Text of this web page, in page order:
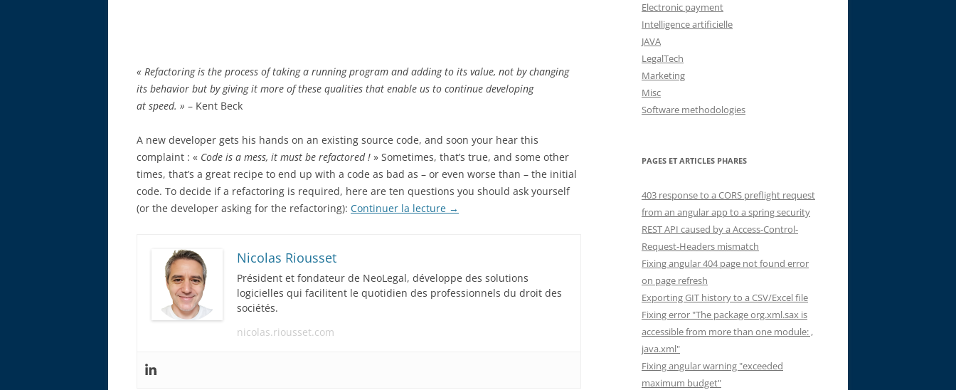
« Refactoring is the process of taking a running program and adding to its value, not by changing
its behavior but by giving it more of these qualities that enable us to continue developing
at speed. » – Kent Beck
A new developer gets his hands on an existing source code, and soon your hear this
complaint : « Code is a mess, it must be refactored ! » Sometimes, that’s true, and some other
times, that’s a great recipe to end up with a code as bad as – or even worse than – the initial
code. To decide if a refactoring is required, here are ten questions you should ask yourself
(or the developer asking for the refactoring): Continuer la lecture →
Nicolas Riousset
Président et fondateur de NeoLegal, développe des solutions
logicielles qui facilitent le quotidien des professionnels du droit des
sociétés.
nicolas.riousset.com
Electronic payment
Intelligence artificielle
JAVA
LegalTech
Marketing
Misc
Software methodologies
PAGES ET ARTICLES PHARES
403 response to a CORS preflight request
from an angular app to a spring security
REST API caused by a Access-Control-
Request-Headers mismatch
Fixing angular 404 page not found error
on page refresh
Exporting GIT history to a CSV/Excel file
Fixing error "The package org.xml.sax is
accessible from more than one module: ,
java.xml"
Fixing angular warning "exceeded
maximum budget"